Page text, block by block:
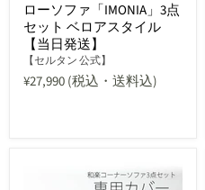
ローソファ「IMONIA」3点
セット ベロアスタイル
【当日発送】
【セルタン 公式】
¥27,990(税込・送料込)